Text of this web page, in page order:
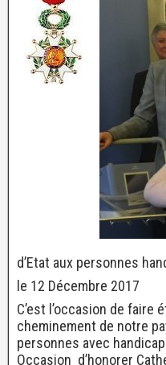
d’Etat aux personnes
le 12 Décembre 2017
C’est l’occasion de faire
cheminement de notre
personnes avec
Occasion d’honorer